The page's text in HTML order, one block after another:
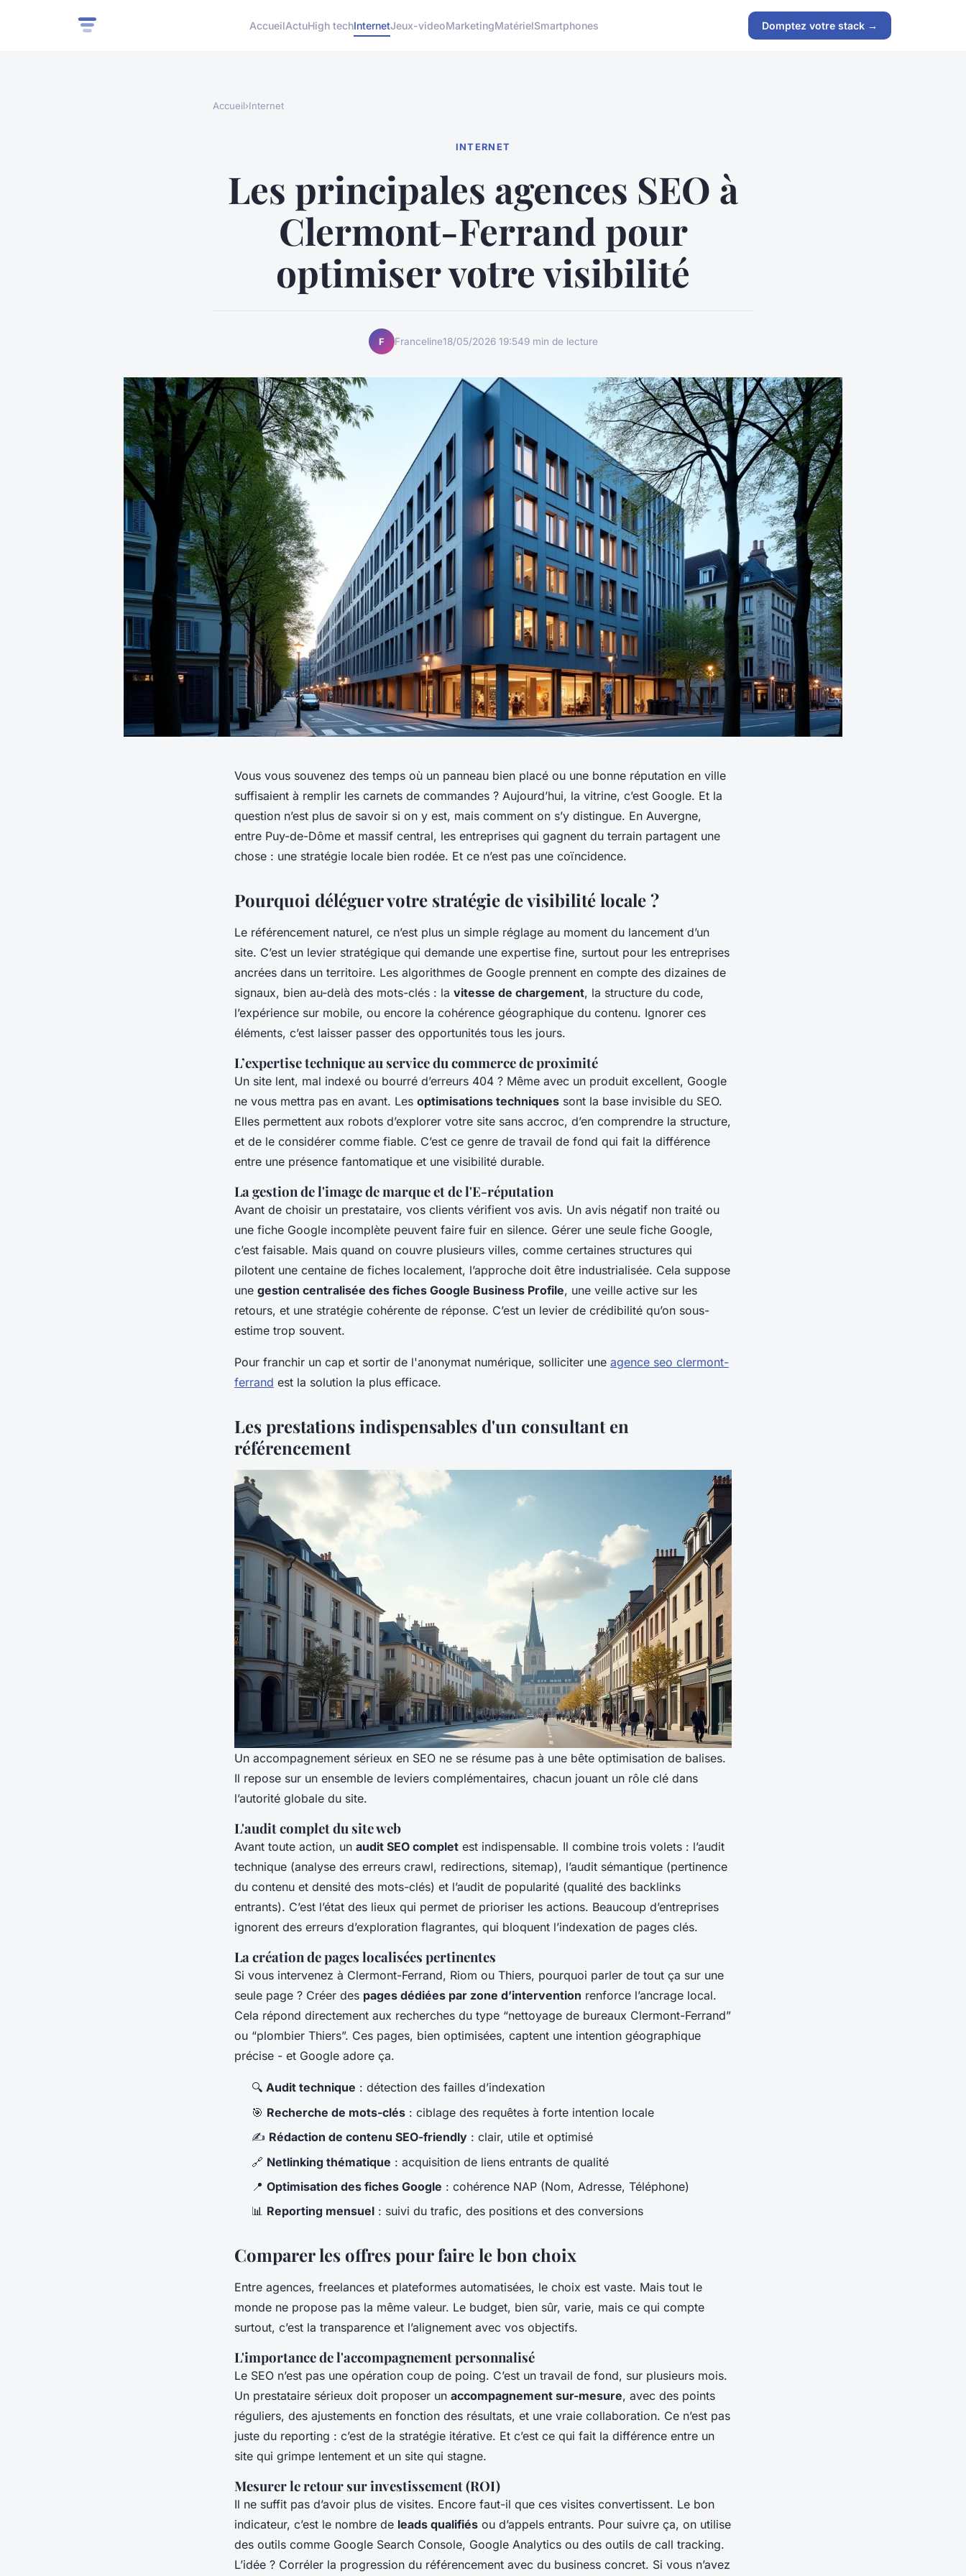
AccueilActuHigh techInternetJeux-videoMarketingMatérielSmartphones Domptez votre stack →
Accueil›Internet
INTERNET
Les principales agences SEO à
Clermont-Ferrand pour
optimiser votre visibilité
F Franceline18/05/2026 19:549 min de lecture
Vous vous souvenez des temps où un panneau bien placé ou une bonne réputation en ville
suffisaient à remplir les carnets de commandes ? Aujourd’hui, la vitrine, c’est Google. Et la
question n’est plus de savoir si on y est, mais comment on s’y distingue. En Auvergne,
entre Puy-de-Dôme et massif central, les entreprises qui gagnent du terrain partagent une
chose : une stratégie locale bien rodée. Et ce n’est pas une coïncidence.
Pourquoi déléguer votre stratégie de visibilité locale ?
Le référencement naturel, ce n’est plus un simple réglage au moment du lancement d’un
site. C’est un levier stratégique qui demande une expertise fine, surtout pour les entreprises
ancrées dans un territoire. Les algorithmes de Google prennent en compte des dizaines de
signaux, bien au-delà des mots-clés : la vitesse de chargement, la structure du code,
l’expérience sur mobile, ou encore la cohérence géographique du contenu. Ignorer ces
éléments, c’est laisser passer des opportunités tous les jours.
L’expertise technique au service du commerce de proximité
Un site lent, mal indexé ou bourré d’erreurs 404 ? Même avec un produit excellent, Google
ne vous mettra pas en avant. Les optimisations techniques sont la base invisible du SEO.
Elles permettent aux robots d’explorer votre site sans accroc, d’en comprendre la structure,
et de le considérer comme fiable. C’est ce genre de travail de fond qui fait la différence
entre une présence fantomatique et une visibilité durable.
La gestion de l'image de marque et de l'E-réputation
Avant de choisir un prestataire, vos clients vérifient vos avis. Un avis négatif non traité ou
une fiche Google incomplète peuvent faire fuir en silence. Gérer une seule fiche Google,
c’est faisable. Mais quand on couvre plusieurs villes, comme certaines structures qui
pilotent une centaine de fiches localement, l’approche doit être industrialisée. Cela suppose
une gestion centralisée des fiches Google Business Profile, une veille active sur les
retours, et une stratégie cohérente de réponse. C’est un levier de crédibilité qu’on sous-
estime trop souvent.
Pour franchir un cap et sortir de l'anonymat numérique, solliciter une agence seo clermont-
ferrand est la solution la plus efficace.
Les prestations indispensables d'un consultant en
référencement
Un accompagnement sérieux en SEO ne se résume pas à une bête optimisation de balises.
Il repose sur un ensemble de leviers complémentaires, chacun jouant un rôle clé dans
l’autorité globale du site.
L'audit complet du site web
Avant toute action, un audit SEO complet est indispensable. Il combine trois volets : l’audit
technique (analyse des erreurs crawl, redirections, sitemap), l’audit sémantique (pertinence
du contenu et densité des mots-clés) et l’audit de popularité (qualité des backlinks
entrants). C’est l’état des lieux qui permet de prioriser les actions. Beaucoup d’entreprises
ignorent des erreurs d’exploration flagrantes, qui bloquent l’indexation de pages clés.
La création de pages localisées pertinentes
Si vous intervenez à Clermont-Ferrand, Riom ou Thiers, pourquoi parler de tout ça sur une
seule page ? Créer des pages dédiées par zone d’intervention renforce l’ancrage local.
Cela répond directement aux recherches du type “nettoyage de bureaux Clermont-Ferrand”
ou “plombier Thiers”. Ces pages, bien optimisées, captent une intention géographique
précise - et Google adore ça.
🔍 Audit technique : détection des failles d’indexation
🎯 Recherche de mots-clés : ciblage des requêtes à forte intention locale
✍️ Rédaction de contenu SEO-friendly : clair, utile et optimisé
🔗 Netlinking thématique : acquisition de liens entrants de qualité
📍 Optimisation des fiches Google : cohérence NAP (Nom, Adresse, Téléphone)
📊 Reporting mensuel : suivi du trafic, des positions et des conversions
Comparer les offres pour faire le bon choix
Entre agences, freelances et plateformes automatisées, le choix est vaste. Mais tout le
monde ne propose pas la même valeur. Le budget, bien sûr, varie, mais ce qui compte
surtout, c’est la transparence et l’alignement avec vos objectifs.
L'importance de l'accompagnement personnalisé
Le SEO n’est pas une opération coup de poing. C’est un travail de fond, sur plusieurs mois.
Un prestataire sérieux doit proposer un accompagnement sur-mesure, avec des points
réguliers, des ajustements en fonction des résultats, et une vraie collaboration. Ce n’est pas
juste du reporting : c’est de la stratégie itérative. Et c’est ce qui fait la différence entre un
site qui grimpe lentement et un site qui stagne.
Mesurer le retour sur investissement (ROI)
Il ne suffit pas d’avoir plus de visites. Encore faut-il que ces visites convertissent. Le bon
indicateur, c’est le nombre de leads qualifiés ou d’appels entrants. Pour suivre ça, on utilise
des outils comme Google Search Console, Google Analytics ou des outils de call tracking.
L’idée ? Corréler la progression du référencement avec du business concret. Si vous n’avez